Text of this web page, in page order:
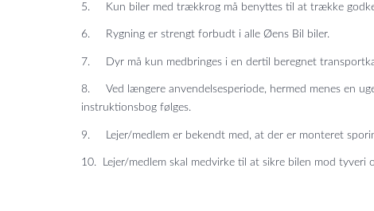
5. Kun biler med trækkrog må benyttes til at trække
6. Rygning er strengt forbudt i alle Øens Bil biler.
7. Dyr må kun medbringes i en dertil beregnet
8. Ved længere anvendelsesperiode, hermed menes en
instruktionsbog følges.
9. Lejer/medlem er bekendt med, at der er monteret
10. Lejer/medlem skal medvirke til at sikre bilen mod